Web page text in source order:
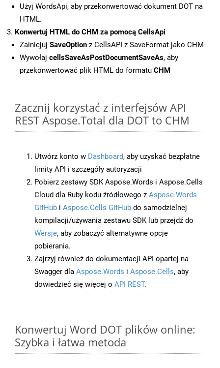
Użyj WordsApi, aby przekonwertować dokument DOT na
HTML.
Konwertuj HTML do CHM za pomocą CellsApi
Zainicjuj SaveOption z CellsAPI z SaveFormat jako CHM
Wywołaj cellsSaveAsPostDocumentSaveAs, aby
przekonwertować plik HTML do formatu CHM
Zacznij korzystać z interfejsów API
REST Aspose.Total dla DOT to CHM
Utwórz konto w Dashboard, aby uzyskać bezpłatne
limity API i szczegóły autoryzacji
Pobierz zestawy SDK Aspose.Words i Aspose.Cells
Cloud dla Ruby kodu źródłowego z Aspose.Words
GitHub i Aspose.Cells GitHub do samodzielnej
kompilacji/używania zestawu SDK lub przejdź do
Wersje, aby zobaczyć alternatywne opcje
pobierania.
Zajrzyj również do dokumentacji API opartej na
Swagger dla Aspose.Words i Aspose.Cells, aby
dowiedzieć się więcej o API REST.
Konwertuj Word DOT plików online:
Szybka i łatwa metoda